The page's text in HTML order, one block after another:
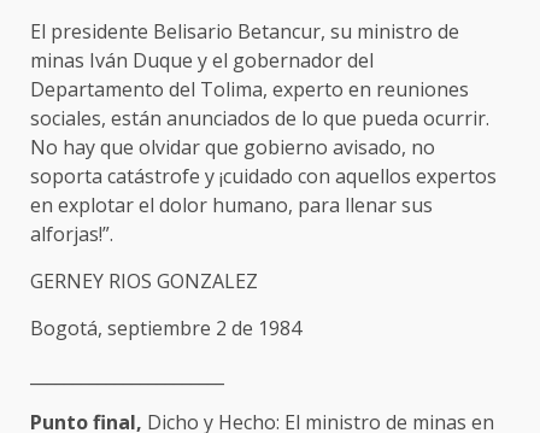
El presidente Belisario Betancur, su ministro de
minas Iván Duque y el gobernador del
Departamento del Tolima, experto en reuniones
sociales, están anunciados de lo que pueda ocurrir.
No hay que olvidar que gobierno avisado, no
soporta catástrofe y ¡cuidado con aquellos expertos
en explotar el dolor humano, para llenar sus
alforjas!”.
GERNEY RIOS GONZALEZ
Bogotá, septiembre 2 de 1984
Punto final, Dicho y Hecho: El ministro de minas en